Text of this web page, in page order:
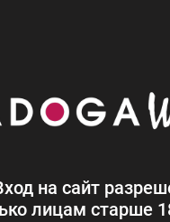
на сайт
лицам старше
Белое